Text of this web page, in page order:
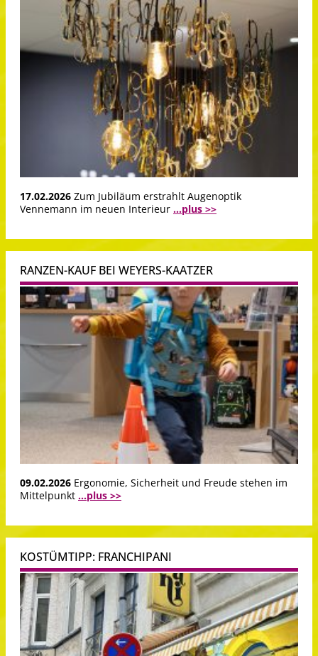
17.02.2026 Zum Jubiläum erstrahlt Augenoptik
Vennemann im neuen Interieur ...plus >>
RANZEN-KAUF BEI WEYERS-KAATZER
09.02.2026 Ergonomie, Sicherheit und Freude stehen im
Mittelpunkt ...plus >>
KOSTÜMTIPP: FRANCHIPANI